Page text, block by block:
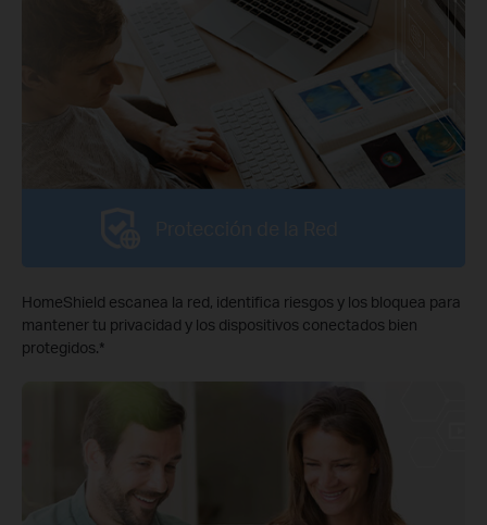
HomeShield escanea la red, identifica riesgos y los bloquea para
mantener tu privacidad y los dispositivos conectados bien
protegidos.*